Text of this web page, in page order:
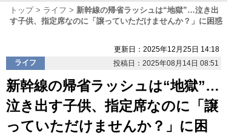
トップ ライフ
新幹線の帰省ラッシュは“地獄”…泣き出
す子供、指定席なのに「譲っていただけませんか？」に困惑
更新日：2025年12月25日 14:18
ライフ
投稿日：2025年08月14日 08:51
新幹線の帰省ラッシュは“地獄”…
泣き出す子供、指定席なのに「譲
っていただけませんか？」に困